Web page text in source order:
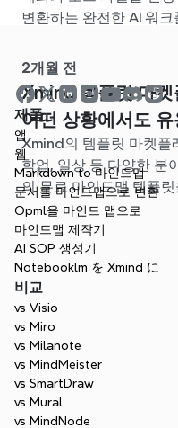
변환하는 완전한 AI 워
2개월 전
Xmind 템플릿 마
어떤 상황에서도
플릿을 찾아보세요
Xmind의 템플릿 마켓플
학업, 일상 등 다양한 분
의 무료 마인드맵 템플
민할 필요 없이, 나에게
제품
앱
웹
Markdown to 마인드맵
문서를 마인드맵으로 변환
Opml을 마인드 맵으로
마인드맵 제작기
AI SOP 생성기
Notebooklm を Xmind に
비교
vs Visio
vs Miro
vs Milanote
vs MindMeister
vs SmartDraw
vs Mural
vs MindNode